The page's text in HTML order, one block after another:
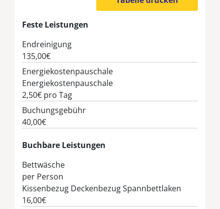
Feste Leistungen
Endreinigung
135,00€
Energiekostenpauschale
Energiekostenpauschale
2,50€ pro Tag
Buchungsgebühr
40,00€
Buchbare Leistungen
Bettwäsche
per Person
Kissenbezug Deckenbezug Spannbettlaken
16,00€